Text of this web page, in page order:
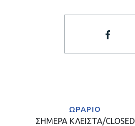
ΩΡΑΡΙΟ
ΣΗΜΕΡΑ ΚΛΕΙΣΤΑ/CLOSED